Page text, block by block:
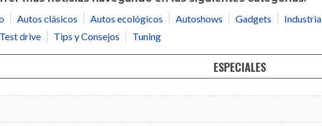
Autos clásicos Autos ecológicos Autoshows Gadgets Industria
Test drive Tips y Consejos Tuning
ESPECIALES